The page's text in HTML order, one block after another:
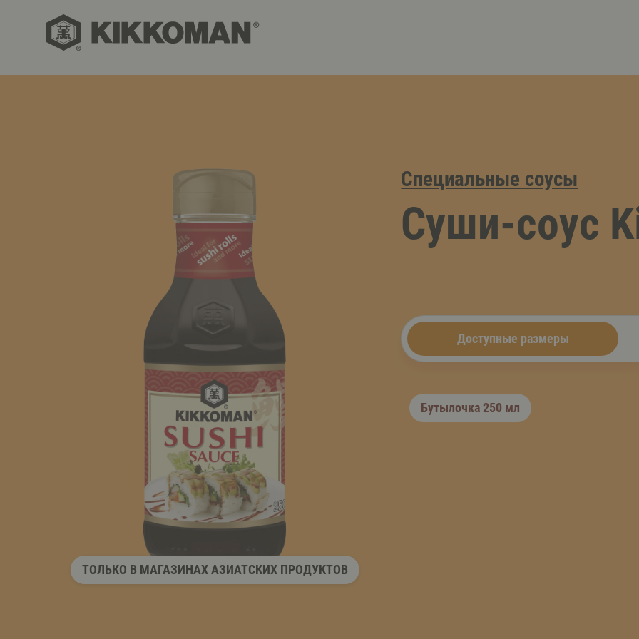
Специальные соусы
Суши-соус
ТОЛЬКО В МАГАЗИНАХ АЗИАТСКИХ ПРОДУКТОВ
Доступные размеры
Бутылочка 250 мл